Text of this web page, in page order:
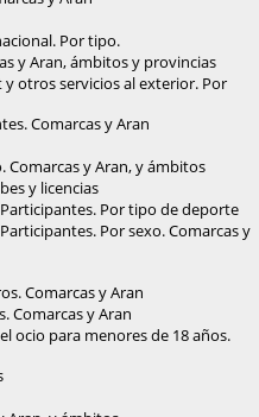
Por tipo.
y Aran, ámbitos y provincias
y otros servicios al exterior. Por
Comarcas y Aran
Comarcas y Aran, y ámbitos
y licencias
Por tipo de deporte
Por sexo. Comarcas y
Comarcas y Aran
Comarcas y Aran
ocio para menores de 18 años.